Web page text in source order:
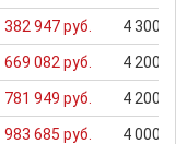
382 947 руб. 4 300
669 082 руб. 4 200
781 949 руб. 4 200
983 685 руб. 4 000